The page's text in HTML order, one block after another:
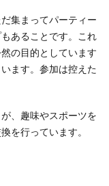
集まってパーティー
あることです。これ
の目的としています
ます。参加は控えた
、趣味やスポーツを
を行っています。